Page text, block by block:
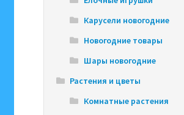
Карусели новогодние
Новогодние товары
Шары новогодние
Растения и цветы
Комнатные растения